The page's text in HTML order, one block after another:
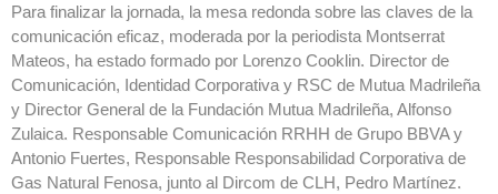
Para finalizar la jornada, la mesa redonda sobre las claves de la
comunicación eficaz, moderada por la periodista Montserrat
Mateos, ha estado formado por Lorenzo Cooklin. Director de
Comunicación, Identidad Corporativa y RSC de Mutua Madrileña
y Director General de la Fundación Mutua Madrileña, Alfonso
Zulaica. Responsable Comunicación RRHH de Grupo BBVA y
Antonio Fuertes, Responsable Responsabilidad Corporativa de
Gas Natural Fenosa, junto al Dircom de CLH, Pedro Martínez.